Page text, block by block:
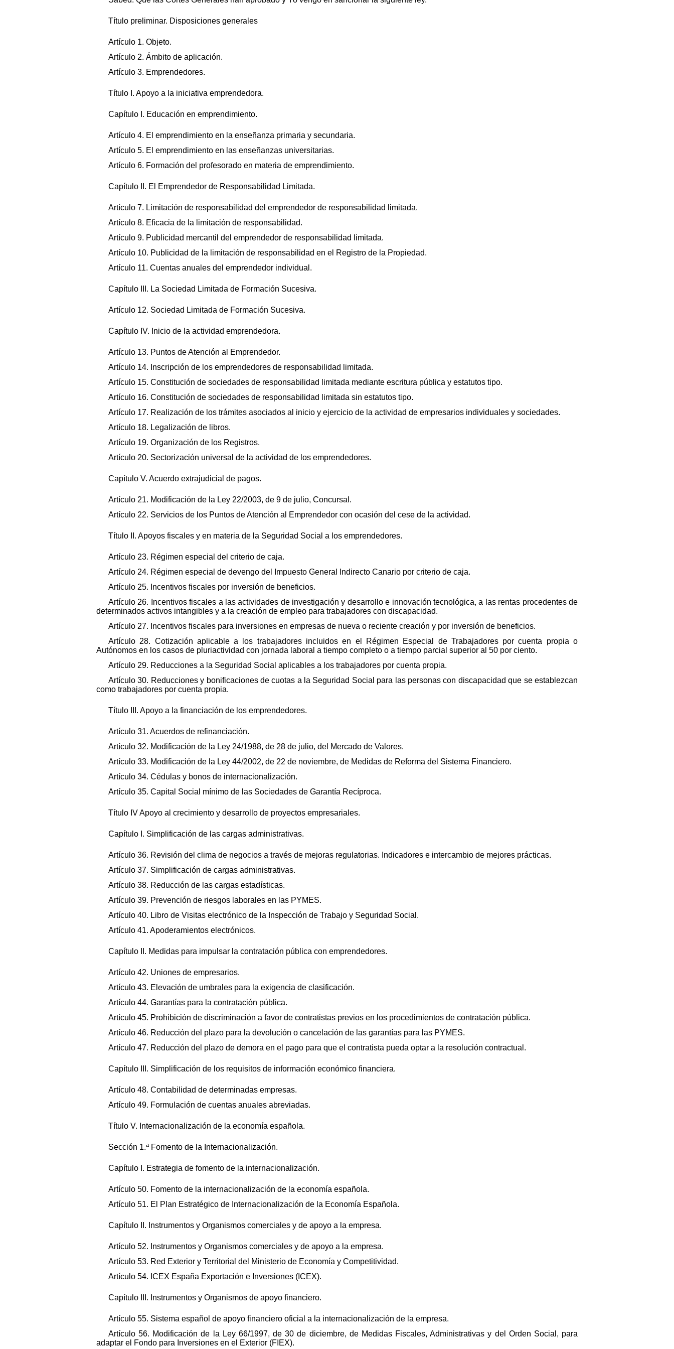
Título preliminar. Disposiciones generales
Artículo 1. Objeto.
Artículo 2. Ámbito de aplicación.
Artículo 3. Emprendedores.
Título I. Apoyo a la iniciativa emprendedora.
Capítulo I. Educación en emprendimiento.
Artículo 4. El emprendimiento en la enseñanza primaria y secundaria.
Artículo 5. El emprendimiento en las enseñanzas universitarias.
Artículo 6. Formación del profesorado en materia de emprendimiento.
Capítulo II. El Emprendedor de Responsabilidad Limitada.
Artículo 7. Limitación de responsabilidad del emprendedor de responsabilidad limitada.
Artículo 8. Eficacia de la limitación de responsabilidad.
Artículo 9. Publicidad mercantil del emprendedor de responsabilidad limitada.
Artículo 10. Publicidad de la limitación de responsabilidad en el Registro de la Propiedad.
Artículo 11. Cuentas anuales del emprendedor individual.
Capítulo III. La Sociedad Limitada de Formación Sucesiva.
Artículo 12. Sociedad Limitada de Formación Sucesiva.
Capítulo IV. Inicio de la actividad emprendedora.
Artículo 13. Puntos de Atención al Emprendedor.
Artículo 14. Inscripción de los emprendedores de responsabilidad limitada.
Artículo 15. Constitución de sociedades de responsabilidad limitada mediante escritura pública y estatutos tipo.
Artículo 16. Constitución de sociedades de responsabilidad limitada sin estatutos tipo.
Artículo 17. Realización de los trámites asociados al inicio y ejercicio de la actividad de empresarios individuales y sociedades.
Artículo 18. Legalización de libros.
Artículo 19. Organización de los Registros.
Artículo 20. Sectorización universal de la actividad de los emprendedores.
Capítulo V. Acuerdo extrajudicial de pagos.
Artículo 21. Modificación de la Ley 22/2003, de 9 de julio, Concursal.
Artículo 22. Servicios de los Puntos de Atención al Emprendedor con ocasión del cese de la actividad.
Título II. Apoyos fiscales y en materia de la Seguridad Social a los emprendedores.
Artículo 23. Régimen especial del criterio de caja.
Artículo 24. Régimen especial de devengo del Impuesto General Indirecto Canario por criterio de caja.
Artículo 25. Incentivos fiscales por inversión de beneficios.
Artículo 26. Incentivos fiscales a las actividades de investigación y desarrollo e innovación tecnológica, a las rentas procedentes de
determinados activos intangibles y a la creación de empleo para trabajadores con discapacidad.
Artículo 27. Incentivos fiscales para inversiones en empresas de nueva o reciente creación y por inversión de beneficios.
Artículo 28. Cotización aplicable a los trabajadores incluidos en el Régimen Especial de Trabajadores por cuenta propia o
Autónomos en los casos de pluriactividad con jornada laboral a tiempo completo o a tiempo parcial superior al 50 por ciento.
Artículo 29. Reducciones a la Seguridad Social aplicables a los trabajadores por cuenta propia.
Artículo 30. Reducciones y bonificaciones de cuotas a la Seguridad Social para las personas con discapacidad que se establezcan
como trabajadores por cuenta propia.
Título III. Apoyo a la financiación de los emprendedores.
Artículo 31. Acuerdos de refinanciación.
Artículo 32. Modificación de la Ley 24/1988, de 28 de julio, del Mercado de Valores.
Artículo 33. Modificación de la Ley 44/2002, de 22 de noviembre, de Medidas de Reforma del Sistema Financiero.
Artículo 34. Cédulas y bonos de internacionalización.
Artículo 35. Capital Social mínimo de las Sociedades de Garantía Recíproca.
Título IV Apoyo al crecimiento y desarrollo de proyectos empresariales.
Capítulo I. Simplificación de las cargas administrativas.
Artículo 36. Revisión del clima de negocios a través de mejoras regulatorias. Indicadores e intercambio de mejores prácticas.
Artículo 37. Simplificación de cargas administrativas.
Artículo 38. Reducción de las cargas estadísticas.
Artículo 39. Prevención de riesgos laborales en las PYMES.
Artículo 40. Libro de Visitas electrónico de la Inspección de Trabajo y Seguridad Social.
Artículo 41. Apoderamientos electrónicos.
Capítulo II. Medidas para impulsar la contratación pública con emprendedores.
Artículo 42. Uniones de empresarios.
Artículo 43. Elevación de umbrales para la exigencia de clasificación.
Artículo 44. Garantías para la contratación pública.
Artículo 45. Prohibición de discriminación a favor de contratistas previos en los procedimientos de contratación pública.
Artículo 46. Reducción del plazo para la devolución o cancelación de las garantías para las PYMES.
Artículo 47. Reducción del plazo de demora en el pago para que el contratista pueda optar a la resolución contractual.
Capítulo III. Simplificación de los requisitos de información económico financiera.
Artículo 48. Contabilidad de determinadas empresas.
Artículo 49. Formulación de cuentas anuales abreviadas.
Título V. Internacionalización de la economía española.
Sección 1.ª Fomento de la Internacionalización.
Capítulo I. Estrategia de fomento de la internacionalización.
Artículo 50. Fomento de la internacionalización de la economía española.
Artículo 51. El Plan Estratégico de Internacionalización de la Economía Española.
Capítulo II. Instrumentos y Organismos comerciales y de apoyo a la empresa.
Artículo 52. Instrumentos y Organismos comerciales y de apoyo a la empresa.
Artículo 53. Red Exterior y Territorial del Ministerio de Economía y Competitividad.
Artículo 54. ICEX España Exportación e Inversiones (ICEX).
Capítulo III. Instrumentos y Organismos de apoyo financiero.
Artículo 55. Sistema español de apoyo financiero oficial a la internacionalización de la empresa.
Artículo 56. Modificación de la Ley 66/1997, de 30 de diciembre, de Medidas Fiscales, Administrativas y del Orden Social, para
adaptar el Fondo para Inversiones en el Exterior (FIEX).